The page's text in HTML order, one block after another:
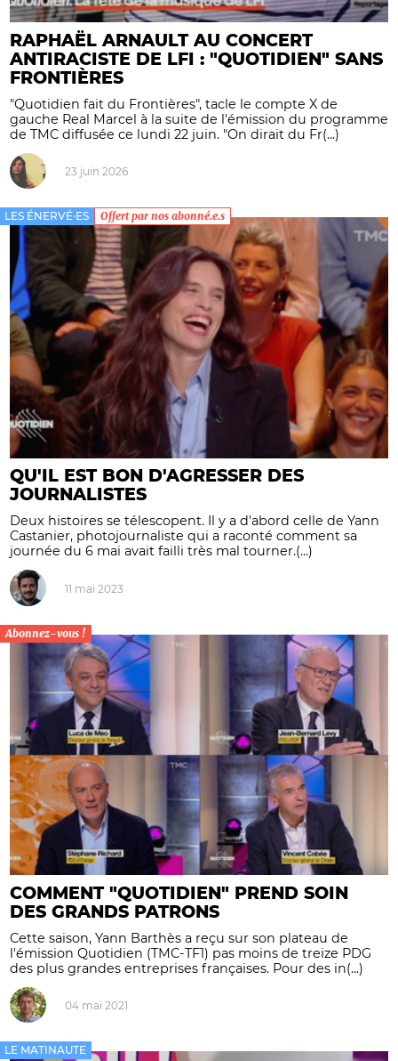
RAPHAËL ARNAULT AU CONCERT
ANTIRACISTE DE LFI : "QUOTIDIEN" SANS
FRONTIÈRES
"Quotidien fait du Frontières", tacle le compte X de
gauche Real Marcel à la suite de l'émission du programme
de TMC diffusée ce lundi 22 juin. "On dirait du Fr(...)
23 juin 2026
LES ÉNERVÉ·ES Offert par nos abonné.e.s
QU'IL EST BON D'AGRESSER DES
JOURNALISTES
Deux histoires se télescopent. Il y a d'abord celle de Yann
Castanier, photojournaliste qui a raconté comment sa
journée du 6 mai avait failli très mal tourner.(...)
11 mai 2023
Abonnez-vous !
COMMENT "QUOTIDIEN" PREND SOIN
DES GRANDS PATRONS
Cette saison, Yann Barthès a reçu sur son plateau de
l'émission Quotidien (TMC-TF1) pas moins de treize PDG
des plus grandes entreprises françaises. Pour des in(...)
04 mai 2021
LE MATINAUTE